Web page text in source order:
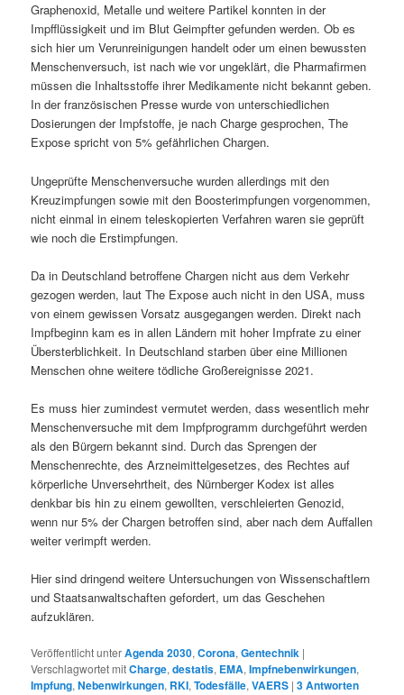
Graphenoxid, Metalle und weitere Partikel konnten in der
Impfflüssigkeit und im Blut Geimpfter gefunden werden. Ob es
sich hier um Verunreinigungen handelt oder um einen bewussten
Menschenversuch, ist nach wie vor ungeklärt, die Pharmafirmen
müssen die Inhaltsstoffe ihrer Medikamente nicht bekannt geben.
In der französischen Presse wurde von unterschiedlichen
Dosierungen der Impfstoffe, je nach Charge gesprochen, The
Expose spricht von 5% gefährlichen Chargen.
Ungeprüfte Menschenversuche wurden allerdings mit den
Kreuzimpfungen sowie mit den Boosterimpfungen vorgenommen,
nicht einmal in einem teleskopierten Verfahren waren sie geprüft
wie noch die Erstimpfungen.
Da in Deutschland betroffene Chargen nicht aus dem Verkehr
gezogen werden, laut The Expose auch nicht in den USA, muss
von einem gewissen Vorsatz ausgegangen werden. Direkt nach
Impfbeginn kam es in allen Ländern mit hoher Impfrate zu einer
Übersterblichkeit. In Deutschland starben über eine Millionen
Menschen ohne weitere tödliche Großereignisse 2021.
Es muss hier zumindest vermutet werden, dass wesentlich mehr
Menschenversuche mit dem Impfprogramm durchgeführt werden
als den Bürgern bekannt sind. Durch das Sprengen der
Menschenrechte, des Arzneimittelgesetzes, des Rechtes auf
körperliche Unversehrtheit, des Nürnberger Kodex ist alles
denkbar bis hin zu einem gewollten, verschleierten Genozid,
wenn nur 5% der Chargen betroffen sind, aber nach dem Auffallen
weiter verimpft werden.
Hier sind dringend weitere Untersuchungen von Wissenschaftlern
und Staatsanwaltschaften gefordert, um das Geschehen
aufzuklären.
Veröffentlicht unterAgenda 2030,Corona,Gentechnik |
Verschlagwortet mitCharge,destatis, EMA,Impfnebenwirkungen,
Impfung,Nebenwirkungen, RKI,Todesfälle,VAERS |3Antworten